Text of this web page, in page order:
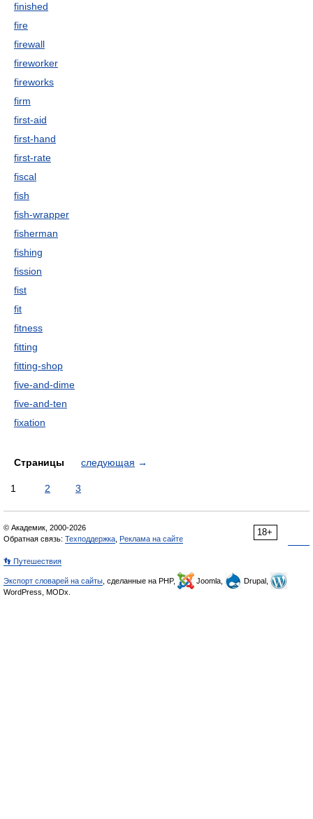
finished
fire
firewall
fireworker
fireworks
firm
first-aid
first-hand
first-rate
fiscal
fish
fish-wrapper
fisherman
fishing
fission
fist
fit
fitness
fitting
fitting-shop
five-and-dime
five-and-ten
fixation
Страницы следующая →
1 2 3
18+
© Академик, 2000-2026
Обратная связь: Техподдержка Реклама на сайте
👣 Путешествия
Экспорт словарей на сайты , сделанные на PHP, Joomla,
Drupal,
WordPress, MODx.